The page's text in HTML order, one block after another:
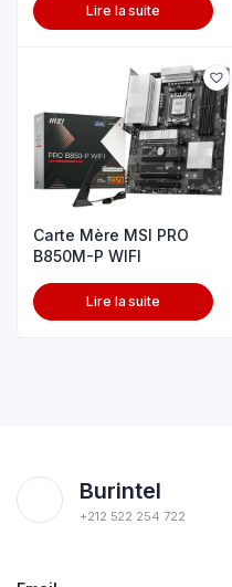
Lire la suite
Carte Mère MSI PRO
B850M-P WIFI
Lire la suite
Burintel
+212 522 254 722